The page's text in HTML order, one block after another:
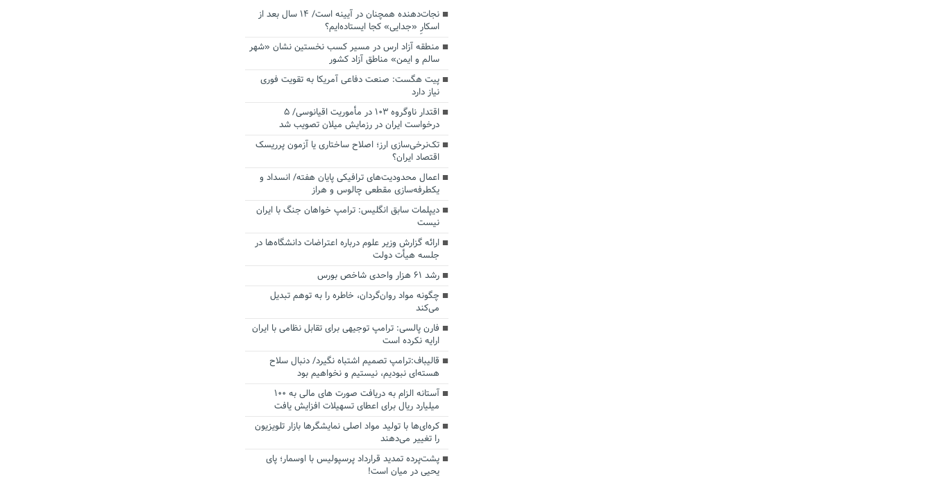
نجات‌دهنده‌ همچنان در آیینه است/ ۱۴ سال بعد از
اسکارِ «جدایی» کجا ایستاده‌ایم؟
منطقه آزاد ارس در مسیر کسب نخستین نشان «شهر
سالم و ایمن» مناطق آزاد کشور
پیت هگست: صنعت دفاعی آمریکا به تقویت فوری
نیاز دارد
اقتدار ناوگروه ۱۰۳ در مأموریت‌ اقیانوسی/ ۵
درخواست ایران در رزمایش میلان تصویب شد
تک‌نرخی‌سازی ارز؛ اصلاح ساختاری یا آزمون پرریسک
اقتصاد ایران؟
اعمال محدودیت‌های ترافیکی پایان هفته/ انسداد و
یکطرفه‌سازی مقطعی چالوس و هراز
دیپلمات سابق انگلیس:‌ ترامپ خواهان جنگ با ایران
نیست
ارائه گزارش وزیر علوم درباره اعتراضات دانشگاه‌ها در
جلسه هیأت دولت
رشد ۶۱ هزار واحدی شاخص بورس
چگونه مواد روان‌گردان، خاطره را به توهم تبدیل
می‌کند
فارن پالسی: ترامپ توجیهی برای تقابل نظامی با ایران
ارایه نکرده است
قالیباف:ترامپ تصمیم اشتباه نگیرد/ دنبال سلاح
هسته‌ای نبودیم، نیستیم و نخواهیم بود
آستانه الزام به دریافت صورت های مالی به ۱۰۰
میلیارد ریال برای اعطای تسهیلات افزایش یافت
کره‌ای‌ها با تولید مواد اصلی نمایشگرها بازار تلویزیون
را تغییر می‌دهند
پشت‌پرده تمدید قرارداد پرسپولیس با اوسمار؛ پای
یحیی در میان است!